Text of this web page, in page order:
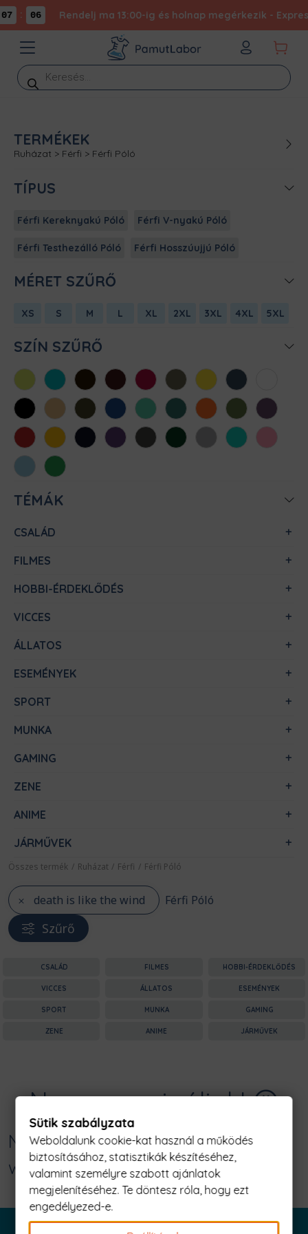
06 Rendelj ma 13:00-ig és holnap megérkezik -
Products
search
TERMÉKEK
Ruházat > Férfi > Férfi Póló
TÍPUS
Férfi Kereknyakú Póló Férfi V-nyakú Póló
Férfi Testhezálló Póló Férfi Hosszúujjú Póló
MÉRET SZŰRŐ
XS S M L XL 2XL 3XL 4XL 5XL
SZÍN SZŰRŐ
AlmazöldAtollkékBarnaBordóChili Cink Citromsárga
Denim
FeketeHomokKhaki KirálykékMentaMéregzöld
NarancsOliva Padlizsán
Piros SárgaSötétkékSötétlilaSötétszürke
SötétzöldSportszürke
Türkiz
Világos
rózsaszín
Világoskék
Zöld
TÉMÁK
CSALÁD
FILMES
HOBBI-ÉRDEKLŐDÉS
VICCES
ÁLLATOS
ESEMÉNYEK
SPORT
MUNKA
GAMING
ZENE
ANIME
JÁRMŰVEK
Összes termék / Ruházat / Férfi / Férfi Póló
death is like the wind Férfi Póló
Szűrő
CSALÁD FILMES HOBBI-ÉRDEKLŐDÉS
VICCES ÁLLATOS ESEMÉNYEK
SPORT MUNKA GAMING
ZENE ANIME JÁRMŰVEK
Nagyon sajnáljuk! 😥
Nincs találat erre: "death is like the
wind Férfi Póló"
Sütik szabályzata
Weboldalunk cookie-kat használ a működés
biztosításához, statisztikák készítéséhez,
valamint személyre szabott ajánlatok
megjelenítéséhez. Te döntesz róla, hogy ezt
engedélyezed-e.